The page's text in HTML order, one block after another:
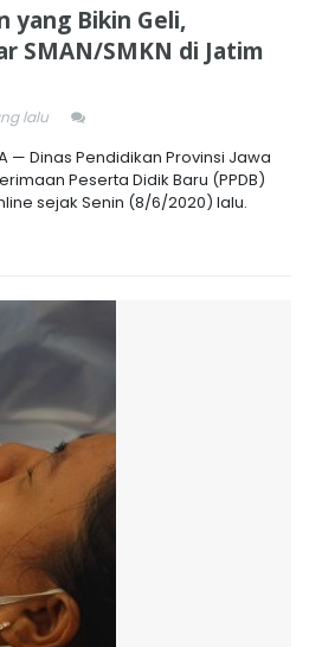
yang Bikin Geli,
SMAN/SMKN di Jatim
lalu
— Dinas Pendidikan Provinsi Jawa
Peserta Didik Baru (PPDB)
sejak Senin (8/6/2020) lalu.